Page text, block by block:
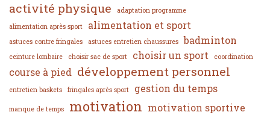
activité physique
adaptation programme
alimentation après sport
alimentation et sport
astuces contre fringales astuces entretien chaussures badminton
ceinture lombaire choisir sac de sport choisir un sport coordination
course à pied développement personnel
entretien baskets fringales après sport gestion du temps
manque de temps motivation motivation sportive